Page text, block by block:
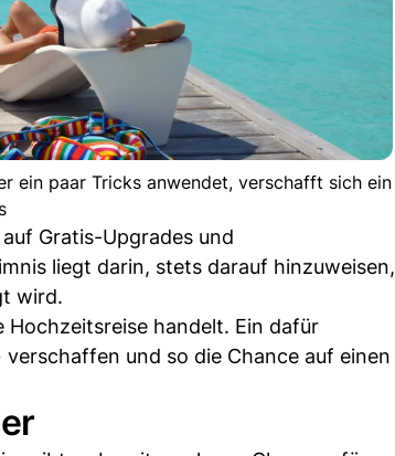
ein paar Tricks anwendet, verschafft sich ein
Gratis-Upgrades und
liegt darin, stets darauf hinzuweisen,
wird.
Hochzeitsreise handelt. Ein dafür
und so die Chance auf einen